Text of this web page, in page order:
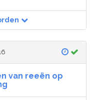
van reeën op